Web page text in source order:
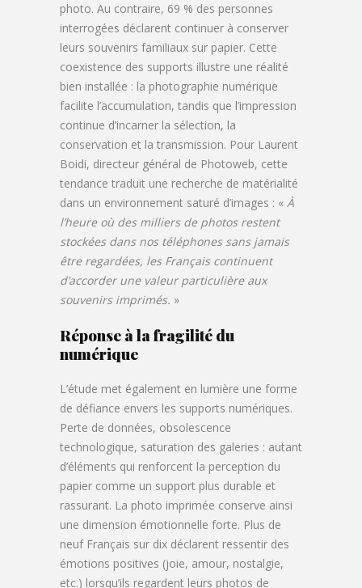
photo. Au contraire, 69 % des personnes
interrogées déclarent continuer à conserver
leurs souvenirs familiaux sur papier. Cette
coexistence des supports illustre une réalité
bien installée : la photographie numérique
facilite l’accumulation, tandis que l’impression
continue d’incarner la sélection, la
conservation et la transmission. Pour Laurent
Boidi, directeur général de Photoweb, cette
tendance traduit une recherche de matérialité
dans un environnement saturé d’images : « À
l’heure où des milliers de photos restent
stockées dans nos téléphones sans jamais
être regardées, les Français continuent
d’accorder une valeur particulière aux
souvenirs imprimés. »
Réponse à la fragilité du
numérique
L’étude met également en lumière une forme
de défiance envers les supports numériques.
Perte de données, obsolescence
technologique, saturation des galeries : autant
d’éléments qui renforcent la perception du
papier comme un support plus durable et
rassurant. La photo imprimée conserve ainsi
une dimension émotionnelle forte. Plus de
neuf Français sur dix déclarent ressentir des
émotions positives (joie, amour, nostalgie,
etc.) lorsqu’ils regardent leurs photos de